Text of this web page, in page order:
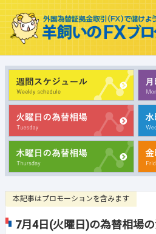
本記事はプロモーションを含みます
7月4日(火曜日)の為替相場